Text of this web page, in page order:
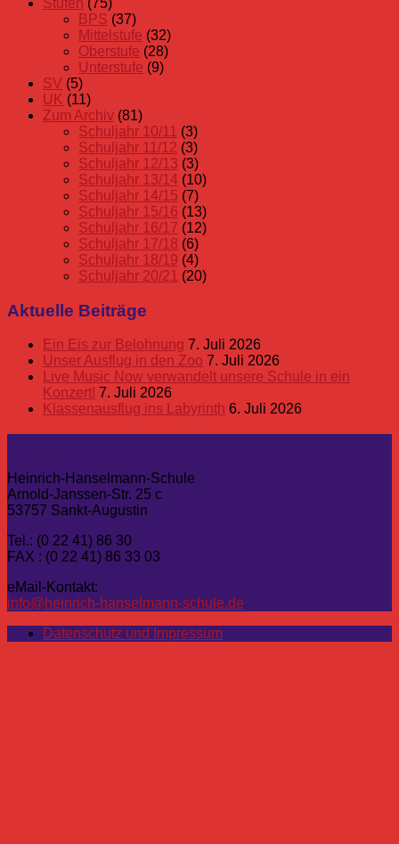
BPS (37)
Mittelstufe (32)
Oberstufe (28)
Unterstufe (9)
SV (5)
UK (11)
Zum Archiv (81)
Schuljahr 10/11 (3)
Schuljahr 11/12 (3)
Schuljahr 12/13 (3)
Schuljahr 13/14 (10)
Schuljahr 14/15 (7)
Schuljahr 15/16 (13)
Schuljahr 16/17 (12)
Schuljahr 17/18 (6)
Schuljahr 18/19 (4)
Schuljahr 20/21 (20)
Aktuelle Beiträge
Ein Eis zur Belohnung 7. Juli 2026
Unser Ausflug in den Zoo 7. Juli 2026
Live Music Now verwandelt unsere Schule in ein
Konzert! 7. Juli 2026
Klassenausflug ins Labyrinth 6. Juli 2026
Heinrich-Hanselmann-Schule
Arnold-Janssen-Str. 25 c
53757 Sankt-Augustin
Tel.: (0 22 41) 86 30
FAX : (0 22 41) 86 33 03
eMail-Kontakt:
info@heinrich-hanselmann-schule.de
Datenschutz und Impressum